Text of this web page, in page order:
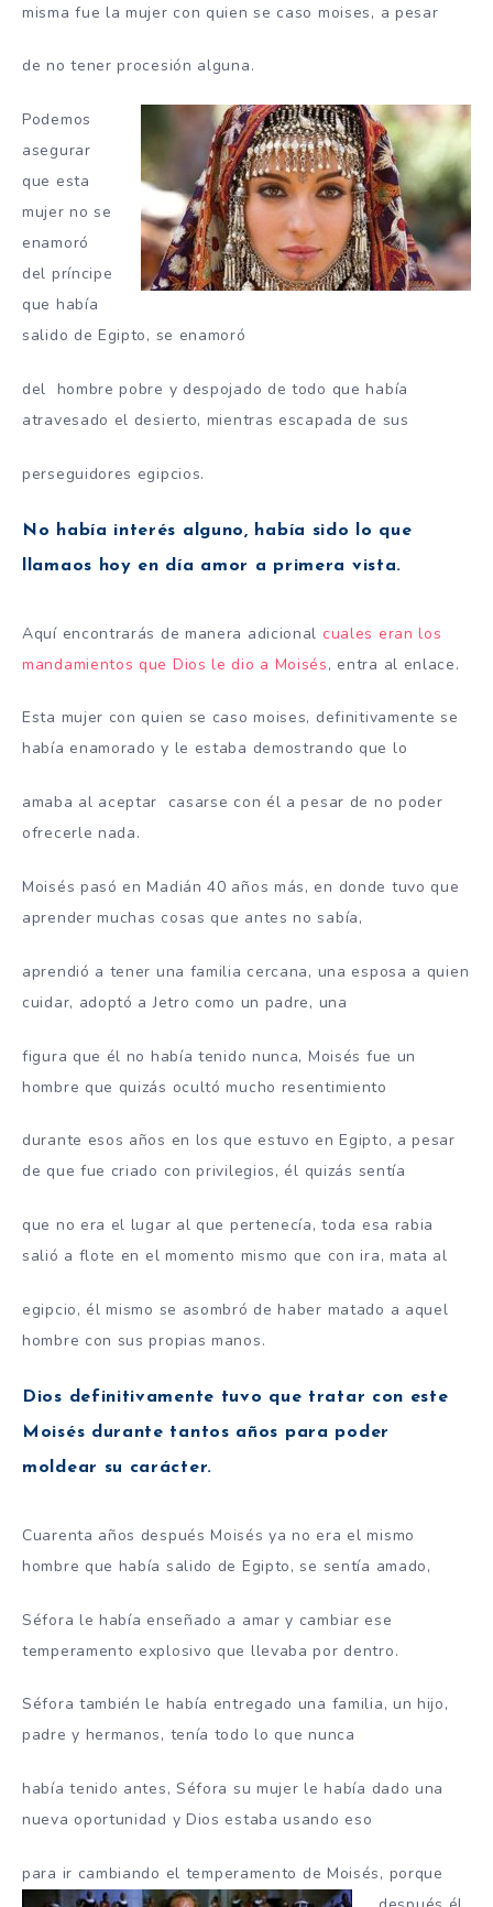
misma fue la mujer con quien se caso moises, a pesar
de no tener procesión alguna.
Podemos
asegurar
que esta
mujer no se
enamoró
del príncipe
que había
salido de Egipto, se enamoró
del hombre pobre y despojado de todo que había
atravesado el desierto, mientras escapada de sus
perseguidores egipcios.
No había interés alguno, había sido lo que
llamaos hoy en día amor a primera vista.
Aquí encontrarás de manera adicional cuales eran los
mandamientos que Dios le dio a Moisés, entra al enlace.
Esta mujer con quien se caso moises, definitivamente se
había enamorado y le estaba demostrando que lo
amaba al aceptar casarse con él a pesar de no poder
ofrecerle nada.
Moisés pasó en Madián 40 años más, en donde tuvo que
aprender muchas cosas que antes no sabía,
aprendió a tener una familia cercana, una esposa a quien
cuidar, adoptó a Jetro como un padre, una
figura que él no había tenido nunca, Moisés fue un
hombre que quizás ocultó mucho resentimiento
durante esos años en los que estuvo en Egipto, a pesar
de que fue criado con privilegios, él quizás sentía
que no era el lugar al que pertenecía, toda esa rabia
salió a flote en el momento mismo que con ira, mata al
egipcio, él mismo se asombró de haber matado a aquel
hombre con sus propias manos.
Dios definitivamente tuvo que tratar con este
Moisés durante tantos años para poder
moldear su carácter.
Cuarenta años después Moisés ya no era el mismo
hombre que había salido de Egipto, se sentía amado,
Séfora le había enseñado a amar y cambiar ese
temperamento explosivo que llevaba por dentro.
Séfora también le había entregado una familia, un hijo,
padre y hermanos, tenía todo lo que nunca
había tenido antes, Séfora su mujer le había dado una
nueva oportunidad y Dios estaba usando eso
para ir cambiando el temperamento de Moisés, porque